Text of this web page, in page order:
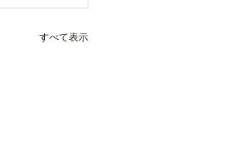
すべて表示